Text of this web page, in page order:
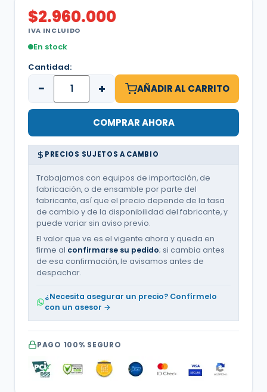
$2.960.000
IVA INCLUIDO
En stock
Cantidad:
− + AÑADIR AL CARRITO
COMPRAR AHORA
PRECIOS SUJETOS A CAMBIO
Trabajamos con equipos de importación, de
fabricación, o de ensamble por parte del
fabricante, así que el precio depende de la tasa
de cambio y de la disponibilidad del fabricante, y
puede variar sin aviso previo.
El valor que ve es el vigente ahora y queda en
firme al confirmarse su pedido; si cambia antes
de esa confirmación, le avisamos antes de
despachar.
¿Necesita asegurar un precio? Confírmelo
con un asesor →
PAGO 100% SEGURO